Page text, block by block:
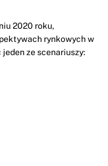
2020 roku,
rynkowych w
ze scenariuszy: